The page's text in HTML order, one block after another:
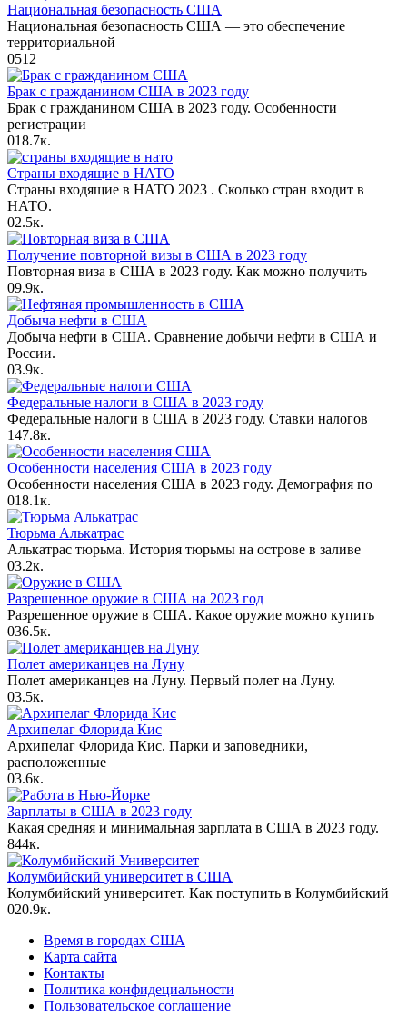
Национальная безопасность США
Национальная безопасность США — это обеспечение
территориальной
0512
Брак с гражданином США в 2023 году
Брак с гражданином США в 2023 году. Особенности
регистрации
018.7к.
Страны входящие в НАТО
Страны входящие в НАТО 2023 . Сколько стран входит в
НАТО.
02.5к.
Получение повторной визы в США в 2023 году
Повторная виза в США в 2023 году. Как можно получить
09.9к.
Добыча нефти в США
Добыча нефти в США. Сравнение добычи нефти в США и
России.
03.9к.
Федеральные налоги в США в 2023 году
Федеральные налоги в США в 2023 году. Ставки налогов
147.8к.
Особенности населения США в 2023 году
Особенности населения США в 2023 году. Демография по
018.1к.
Тюрьма Алькатрас
Алькатрас тюрьма. История тюрьмы на острове в заливе
03.2к.
Разрешенное оружие в США на 2023 год
Разрешенное оружие в США. Какое оружие можно купить
036.5к.
Полет американцев на Луну
Полет американцев на Луну. Первый полет на Луну.
03.5к.
Архипелаг Флорида Кис
Архипелаг Флорида Кис. Парки и заповедники,
расположенные
03.6к.
Зарплаты в США в 2023 году
Какая средняя и минимальная зарплата в США в 2023 году.
844к.
Колумбийский университет в США
Колумбийский университет. Как поступить в Колумбийский
020.9к.
Время в городах США
Карта сайта
Контакты
Политика конфидециальности
Пользовательское соглашение